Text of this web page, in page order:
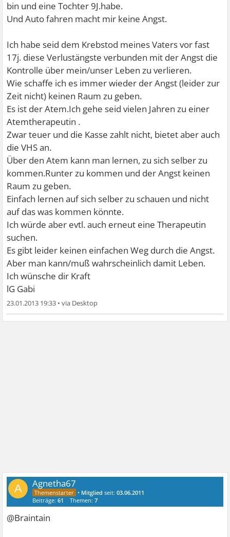
bin und eine Tochter 9J.habe.
Und Auto fahren macht mir keine Angst.
Ich habe seid dem Krebstod meines Vaters vor fast
17j. diese Verlustängste verbunden mit der Angst die
Kontrolle über mein/unser Leben zu verlieren.
Wie schaffe ich es immer wieder der Angst (leider zur
Zeit nicht) keinen Raum zu geben.
Es ist der Atem.Ich gehe seid vielen Jahren zu einer
Atemtherapeutin .
Zwar teuer und die Kasse zahlt nicht, bietet aber auch
die VHS an.
Über den Atem kann man lernen, zu sich selber zu
kommen.Runter zu kommen und der Angst keinen
Raum zu geben.
Einfach lernen auf sich selber zu schauen und nicht
auf das was kommen könnte.
Ich würde aber evtl. auch erneut eine Therapeutin
suchen.
Es gibt leider keinen einfachen Weg durch die Angst.
Aber man kann/muß wahrscheinlich damit Leben.
Ich wünsche dir Kraft
lG Gabi
23.01.2013 19:33 •
A Agnetha67
• Mitglied seit:03.06.2011
Beiträge:61 Themen:7
@Braintain